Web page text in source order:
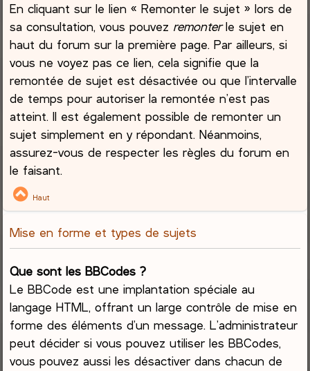
En cliquant sur le lien « Remonter le sujet » lors de
sa consultation, vous pouvez remonterle sujet en
haut du forum sur la première page. Par ailleurs, si
vous ne voyez pas ce lien, cela signifie que la
remontée de sujet est désactivée ou que l’intervalle
de temps pour autoriser la remontée n’est pas
atteint. Il est également possible de remonter un
sujet simplement en y répondant. Néanmoins,
assurez-vous de respecter les règles du forum en
le faisant.
Haut
Mise en forme et types de sujets
Que sont les BBCodes ?
Le BBCode est une implantation spéciale au
langage HTML, offrant un large contrôle de mise en
forme des éléments d’un message. L’administrateur
peut décider si vous pouvez utiliser les BBCodes,
vous pouvez aussi les désactiver dans chacun de